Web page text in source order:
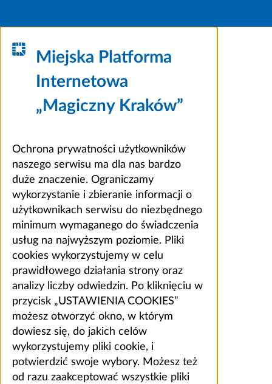
Miejska Platforma
Internetowa
„Magiczny Kraków”
Ochrona prywatności użytkowników
naszego serwisu ma dla nas bardzo
duże znaczenie. Ograniczamy
wykorzystanie i zbieranie informacji o
użytkownikach serwisu do niezbędnego
minimum wymaganego do świadczenia
usług na najwyższym poziomie. Pliki
cookies wykorzystujemy w celu
prawidłowego działania strony oraz
analizy liczby odwiedzin. Po kliknięciu w
przycisk „USTAWIENIA COOKIES”
możesz otworzyć okno, w którym
dowiesz się, do jakich celów
wykorzystujemy pliki cookie, i
potwierdzić swoje wybory. Możesz też
od razu zaakceptować wszystkie pliki